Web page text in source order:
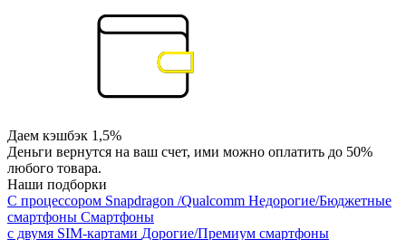
Даем кэшбэк 1,5%
Деньги вернутся на ваш счет, ими можно оплатить до 50%
любого товара.
Наши подборки
С процессором Snapdragon /Qualcomm Недорогие/Бюджетные
смартфоны Смартфоны
с двумя SIM-картами Дорогие/Премиум смартфоны